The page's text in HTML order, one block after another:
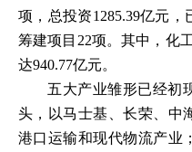
项，总投资1285.39亿元，
筹建项目22项。其中，化
达940.77亿元。
五大产业雏形已经初
头，以马士基、长荣、中
港口运输和现代物流产业